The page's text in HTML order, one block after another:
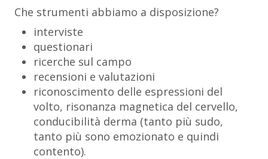
Che strumenti abbiamo a disposizione?
interviste
questionari
ricerche sul campo
recensioni e valutazioni
riconoscimento delle espressioni del
volto, risonanza magnetica del cervello,
conducibilità derma (tanto più sudo,
tanto più sono emozionato e quindi
contento).